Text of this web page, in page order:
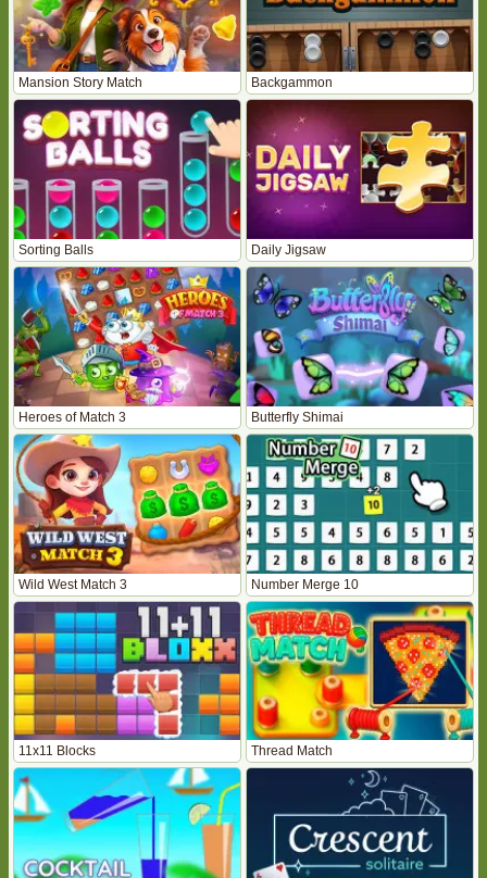
Mansion Story Match Backgammon
Sorting Balls Daily Jigsaw
Heroes of Match 3 Butterfly Shimai
Wild West Match 3 Number Merge 10
11x11 Blocks Thread Match